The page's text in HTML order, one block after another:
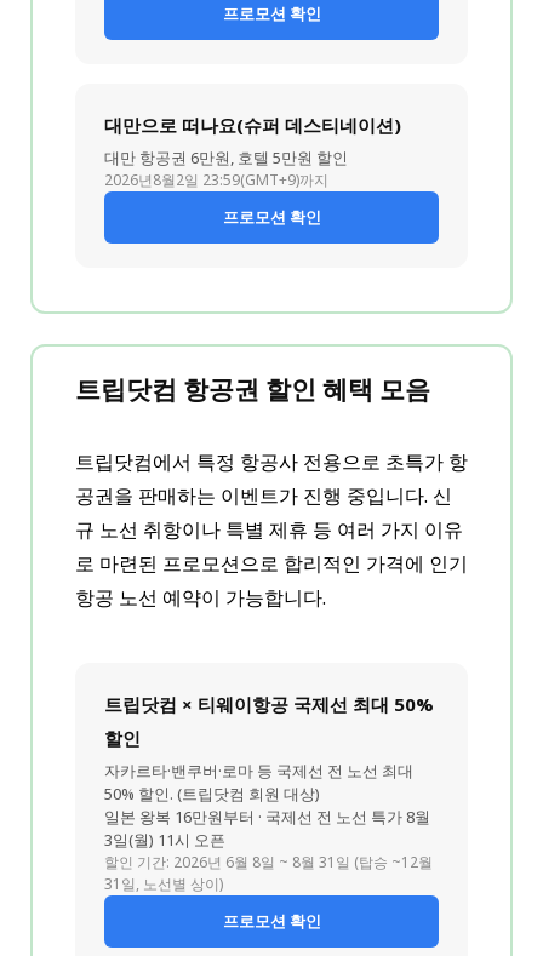
프로모션 확인
대만으로 떠나요(슈퍼 데스티네이션)
대만 항공권 6만원, 호텔 5만원 할인
2026년8월2일 23:59(GMT+9)까지
프로모션 확인
트립닷컴 항공권 할인 혜택 모음
트립닷컴에서 특정 항공사 전용으로 초특가 항
공권을 판매하는 이벤트가 진행 중입니다. 신
규 노선 취항이나 특별 제휴 등 여러 가지 이유
로 마련된 프로모션으로 합리적인 가격에 인기
항공 노선 예약이 가능합니다.
트립닷컴 × 티웨이항공 국제선 최대 50%
할인
자카르타·밴쿠버·로마 등 국제선 전 노선 최대
50% 할인. (트립닷컴 회원 대상)
일본 왕복 16만원부터 · 국제선 전 노선 특가 8월
3일(월) 11시 오픈
할인 기간: 2026년 6월 8일 ~ 8월 31일 (탑승 ~12월
31일, 노선별 상이)
프로모션 확인